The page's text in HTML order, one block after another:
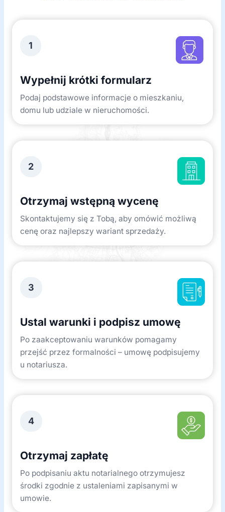
1
Wypełnij krótki formularz
Podaj podstawowe informacje o mieszkaniu,
domu lub udziale w nieruchomości.
2
Otrzymaj wstępną wycenę
Skontaktujemy się z Tobą, aby omówić możliwą
cenę oraz najlepszy wariant sprzedaży.
3
Ustal warunki i podpisz umowę
Po zaakceptowaniu warunków pomagamy
przejść przez formalności – umowę podpisujemy
u notariusza.
4
Otrzymaj zapłatę
Po podpisaniu aktu notarialnego otrzymujesz
środki zgodnie z ustaleniami zapisanymi w
umowie.